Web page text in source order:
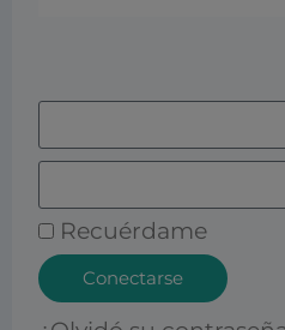
Recuérdame
Conectarse